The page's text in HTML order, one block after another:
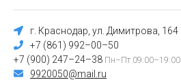
г. Краснодар, ул. Димитрова, 164
+7 (861) 992–00–50
+7 (900) 247–24–38 Пн–Пт 09:00–19:00
9920050@mail.ru